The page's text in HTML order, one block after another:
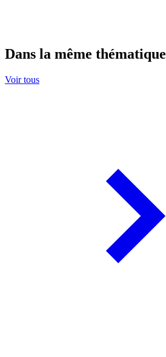
Dans la même thématique
Voir tous